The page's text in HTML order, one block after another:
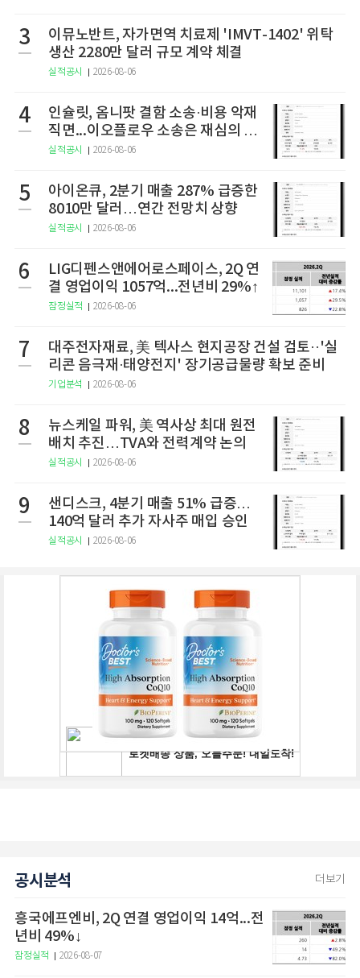
3
이뮤노반트, 자가면역 치료제 'IMVT-1402' 위탁
생산 2280만 달러 규모 계약 체결
실적공시 2026-08-06
4
인슐릿, 옴니팟 결함 소송·비용 악재
직면...이오플로우 소송은 재심의 청
구
실적공시 2026-08-06
5
아이온큐, 2분기 매출 287% 급증한
8010만 달러…연간 전망치 상향
실적공시 2026-08-06
6
LIG디펜스앤에어로스페이스, 2Q 연
결 영업이익 1057억...전년비 29%↑
잠정실적 2026-08-06
7
대주전자재료, 美 텍사스 현지공장 건설 검토··'실
리콘 음극재·태양전지' 장기공급물량 확보 준비
기업분석 2026-08-06
8
뉴스케일 파워, 美 역사상 최대 원전
배치 추진…TVA와 전력계약 논의
실적공시 2026-08-06
9
샌디스크, 4분기 매출 51% 급증…
140억 달러 추가 자사주 매입 승인
실적공시 2026-08-06
공시분석 더보기
흥국에프엔비, 2Q 연결 영업이익 14억...전
년비 49%↓
잠정실적 2026-08-07